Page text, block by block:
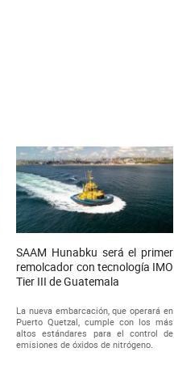
SAAM Hunabku será el primer
remolcador con tecnología IMO
Tier III de Guatemala
La nueva embarcación, que operará en
Puerto Quetzal, cumple con los más
altos estándares para el control de
emisiones de óxidos de nitrógeno.